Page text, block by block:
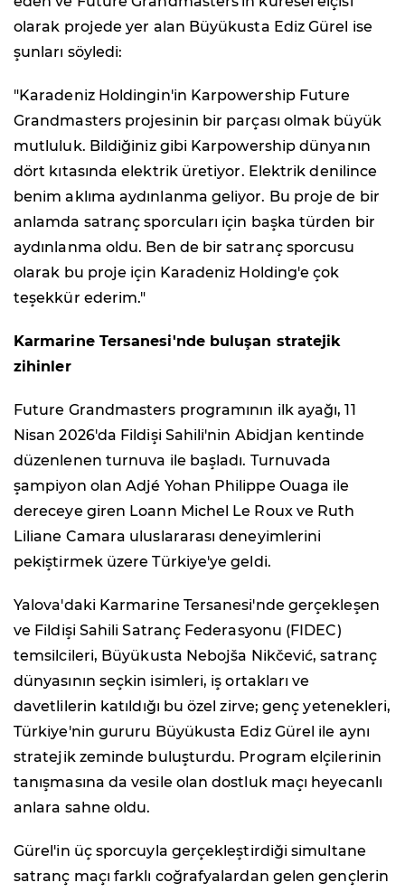
olarak projede yer alan Büyükusta Ediz Gürel ise
şunları söyledi:
"Karadeniz Holdingin'in Karpowership Future
Grandmasters projesinin bir parçası olmak büyük
mutluluk. Bildiğiniz gibi Karpowership dünyanın
dört kıtasında elektrik üretiyor. Elektrik denilince
benim aklıma aydınlanma geliyor. Bu proje de bir
anlamda satranç sporcuları için başka türden bir
aydınlanma oldu. Ben de bir satranç sporcusu
olarak bu proje için Karadeniz Holding'e çok
teşekkür ederim."
Karmarine Tersanesi'nde buluşan stratejik
zihinler
Future Grandmasters programının ilk ayağı, 11
Nisan 2026'da Fildişi Sahili'nin Abidjan kentinde
düzenlenen turnuva ile başladı. Turnuvada
şampiyon olan Adjé Yohan Philippe Ouaga ile
dereceye giren Loann Michel Le Roux ve Ruth
Liliane Camara uluslararası deneyimlerini
pekiştirmek üzere Türkiye'ye geldi.
Yalova'daki Karmarine Tersanesi'nde gerçekleşen
ve Fildişi Sahili Satranç Federasyonu (FIDEC)
temsilcileri, Büyükusta Nebojša Nikčević, satranç
dünyasının seçkin isimleri, iş ortakları ve
davetlilerin katıldığı bu özel zirve; genç yetenekleri,
Türkiye'nin gururu Büyükusta Ediz Gürel ile aynı
stratejik zeminde buluşturdu. Program elçilerinin
tanışmasına da vesile olan dostluk maçı heyecanlı
anlara sahne oldu.
Gürel'in üç sporcuyla gerçekleştirdiği simultane
satranç maçı farklı coğrafyalardan gelen gençlerin